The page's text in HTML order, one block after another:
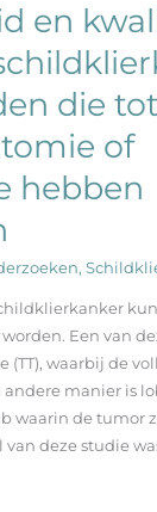
en
die
of
hebben
,
Een van
(TT), waarbij de
manier is
waarin de tumor
deze studie